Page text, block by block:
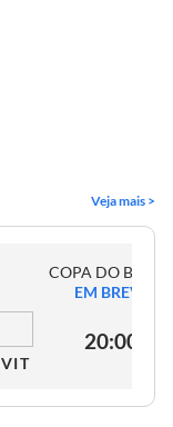
Veja mais >
COPA DO
EM BREVE
VIT
20:00